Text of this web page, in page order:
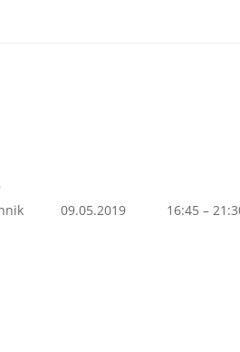
09.05.2019 16:45 –